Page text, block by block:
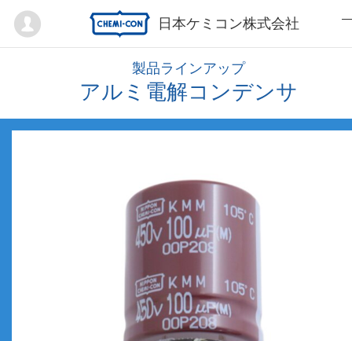
日本ケミコン株式会社
Mypage
製品ラインアップ
アルミ電解コンデンサ